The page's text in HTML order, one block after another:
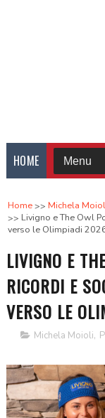
HOME
Home Michela
Livigno e The Owl
verso le Olimpiadi
LIVIGNO E
RICORDI E
VERSO LE
Michela Moioli,